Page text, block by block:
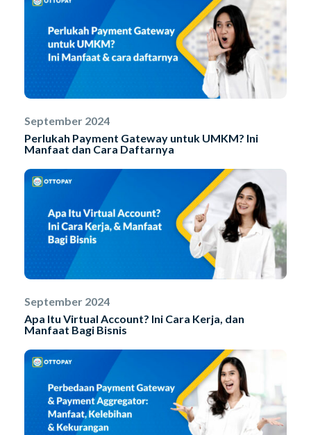
September 2024
Perlukah Payment Gateway untuk UMKM? Ini
Manfaat dan Cara Daftarnya
September 2024
Apa Itu Virtual Account? Ini Cara Kerja, dan
Manfaat Bagi Bisnis